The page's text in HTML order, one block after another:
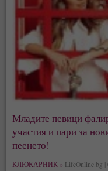
Младите певици
участия и пари за
пеенето!
КЛЮКАРНИК » LifeOnline.bg |